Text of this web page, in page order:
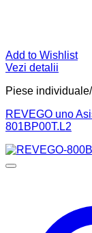
Add to Wishlist
Vezi detalii
Piese
REVEGO uno
801BP00T.L2